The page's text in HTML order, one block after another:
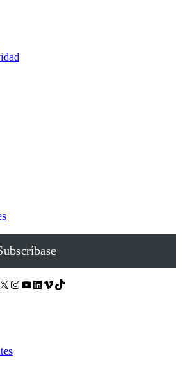
X Instagram YouTube LinkedIn Vimeo TikTok